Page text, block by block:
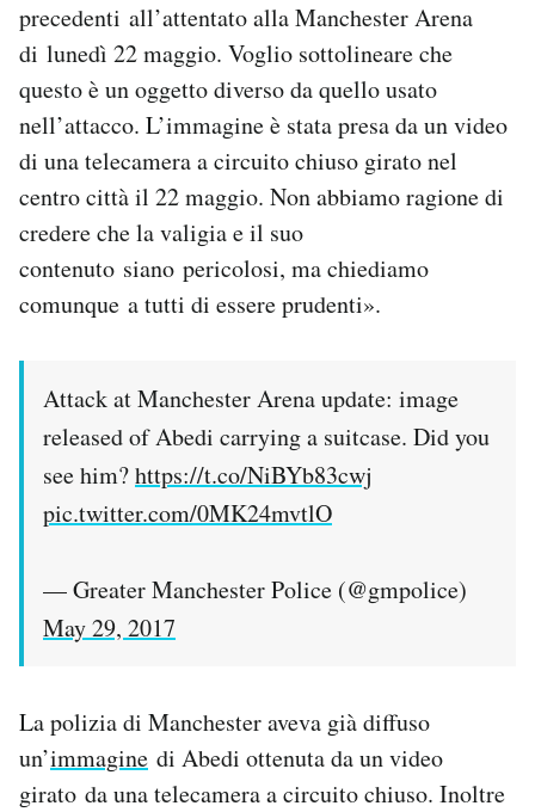
AREA PERSONALE
Area Personale
Newsletter
Notifiche mobile
Regala il Post
Hai bisogno di aiuto?
precedenti all’attentato alla Manchester Arena
di lunedì 22 maggio. Voglio sottolineare che
questo è un oggetto diverso da quello usato
nell’attacco. L’immagine è stata presa da un video
di una telecamera a circuito chiuso girato nel
centro città il 22 maggio. Non abbiamo ragione di
credere che la valigia e il suo
contenuto siano pericolosi, ma chiediamo
comunque a tutti di essere prudenti».
Attack at Manchester Arena update: image
released of Abedi carrying a suitcase. Did you
see him?https://t.co/NiBYb83cwj
pic.twitter.com/0MK24mvtlO
— Greater Manchester Police (@gmpolice)
May 29, 2017
La polizia di Manchester aveva già diffuso
un’immagine di Abedi ottenuta da un video
girato da una telecamera a circuito chiuso. Inoltre